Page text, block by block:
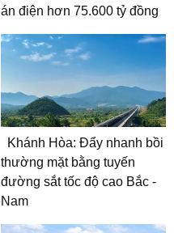
án điện hơn 75.600 tỷ đồng
Khánh Hòa: Đẩy nhanh bồi
thường mặt bằng tuyến
đường sắt tốc độ cao Bắc -
Nam